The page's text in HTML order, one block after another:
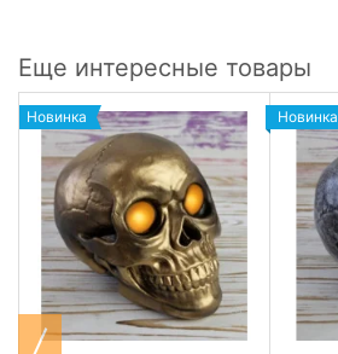
Еще интересные товары
Новинка Новинка